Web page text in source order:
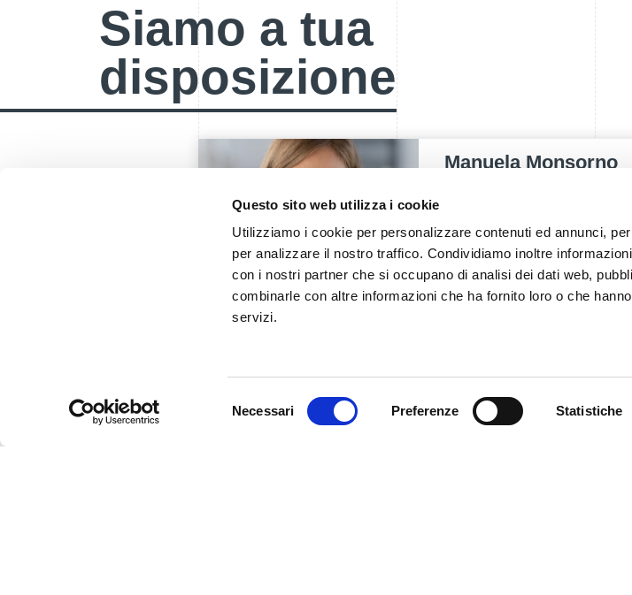
Questo sito web utilizza i cookie
Utilizziamo i cookie per personalizzare contenuti ed annunci,
per analizzare il nostro traffico. Condividiamo inoltre
con i nostri partner che si occupano di analisi dei dati web,
combinarle con altre informazioni che ha fornito loro o che
servizi.
Necessari Preferenze Statistiche
Siamo a tua
disposizione
Manuela Monsorno
T.
+39 0471 516092
E.
DE